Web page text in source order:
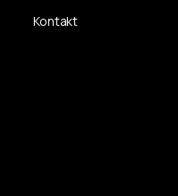
Kontakt